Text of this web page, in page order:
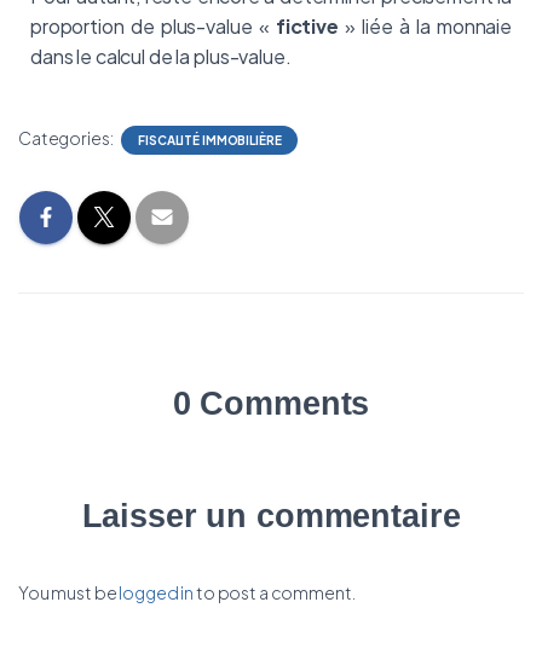
proportion de plus-value « fictive» liée à la monnaie
dans le calcul de la plus-value.
Categories: FISCALITÉ IMMOBILIÈRE
0 Comments
Laisser un commentaire
You must belogged into post a comment.